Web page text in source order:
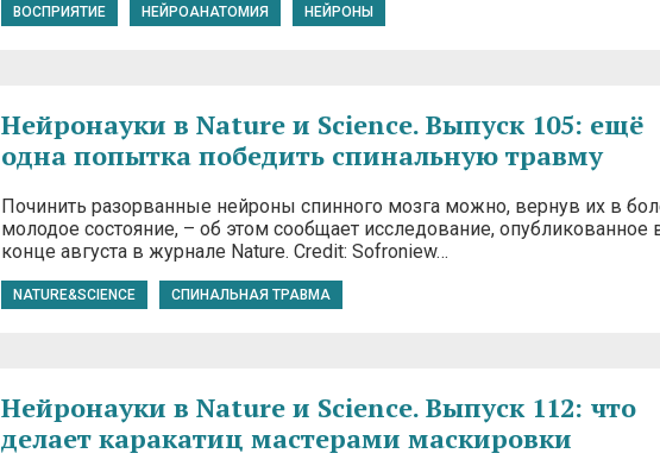
ВОСПРИЯТИЕ НЕЙРОАНАТОМИЯ НЕЙРОНЫ
Нейронауки в Nature и Science. Выпуск 105: ещё
одна попытка победить спинальную травму
Починить разорванные нейроны спинного мозга можно, вернув их в
молодое состояние, – об этом сообщает исследование, опубликованное
конце августа в журнале Nature. Credit: Sofroniew…
NATURE&SCIENCE СПИНАЛЬНАЯ ТРАВМА
Нейронауки в Nature и Science. Выпуск 112: что
делает каракатиц мастерами маскировки